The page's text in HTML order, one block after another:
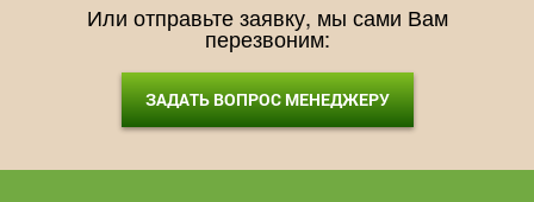
Или отправьте заявку, мы сами Вам
перезвоним:
ЗАДАТЬ ВОПРОС МЕНЕДЖЕРУ